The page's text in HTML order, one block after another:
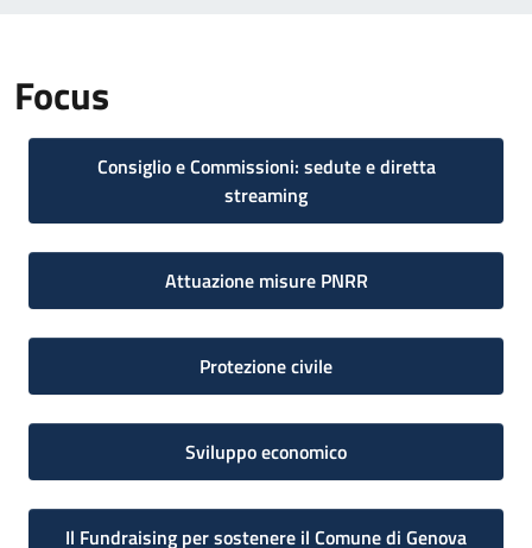
Focus
Consiglio e Commissioni: sedute e diretta
streaming
Attuazione misure PNRR
Protezione civile
Sviluppo economico
Il Fundraising per sostenere il Comune di Genova